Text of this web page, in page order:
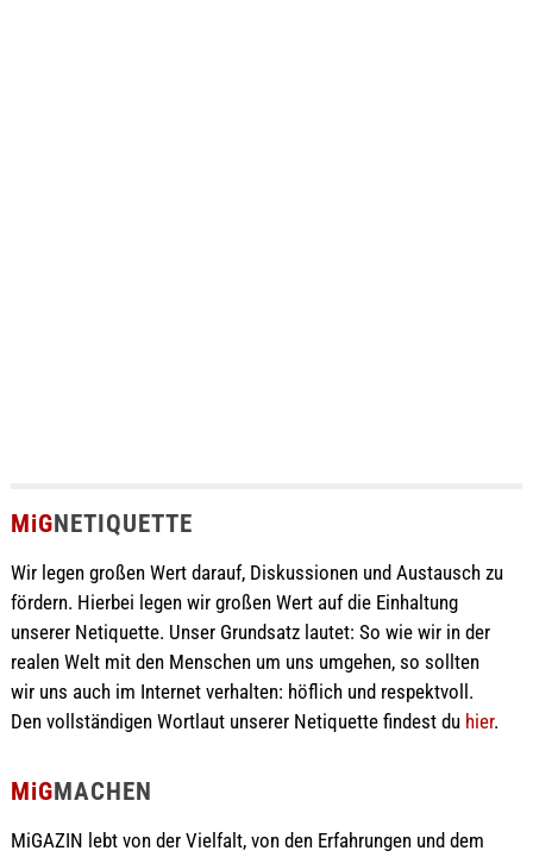
MiGNETIQUETTE
Wir legen großen Wert darauf, Diskussionen und Austausch zu
fördern. Hierbei legen wir großen Wert auf die Einhaltung
unserer Netiquette. Unser Grundsatz lautet: So wie wir in der
realen Welt mit den Menschen um uns umgehen, so sollten
wir uns auch im Internet verhalten: höflich und respektvoll.
Den vollständigen Wortlaut unserer Netiquette findest du hier.
MiGMACHEN
MiGAZIN lebt von der Vielfalt, von den Erfahrungen und dem